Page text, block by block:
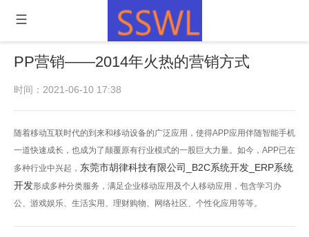
PP营销——2014年火热的营销方式
时间：2021-06-10 17:38
随着移动互联时代的到来和移动设备的广泛应用，使得APP应用伴随智能手机
一道快速成长，也成为了颠覆原有行业模式的一股巨大力量。如今，APP已在
多种行业中兴起， 东莞市胡律科技有限公司_B2C系统开发_ERP系统
开发形成多种分类服务，满足企业移动应用及个人移动应用，包含学习办
公、游戏娱乐、生活实用、理财购物、网络社区、个性化应用等等。